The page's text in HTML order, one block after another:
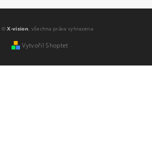
©X-vision, všechna práva vyhrazena
Vytvořil Shoptet